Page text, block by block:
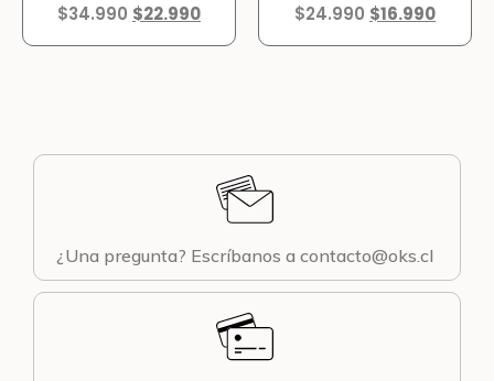
$34.990 $22.990
$24.990 $16.990
¿Una pregunta? Escríbanos a contacto@oks.cl